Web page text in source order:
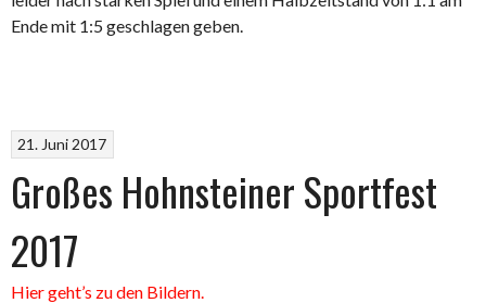
Ende mit 1:5 geschlagen geben.
21. Juni 2017
Großes Hohnsteiner Sportfest
2017
Hier geht’s zu den Bildern.